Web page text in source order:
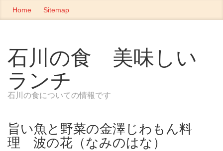
Home Sitemap
石川の食 美味しい
ランチ
石川の食についての情報です
旨い魚と野菜の金澤じわもん料
理 波の花（なみのはな）